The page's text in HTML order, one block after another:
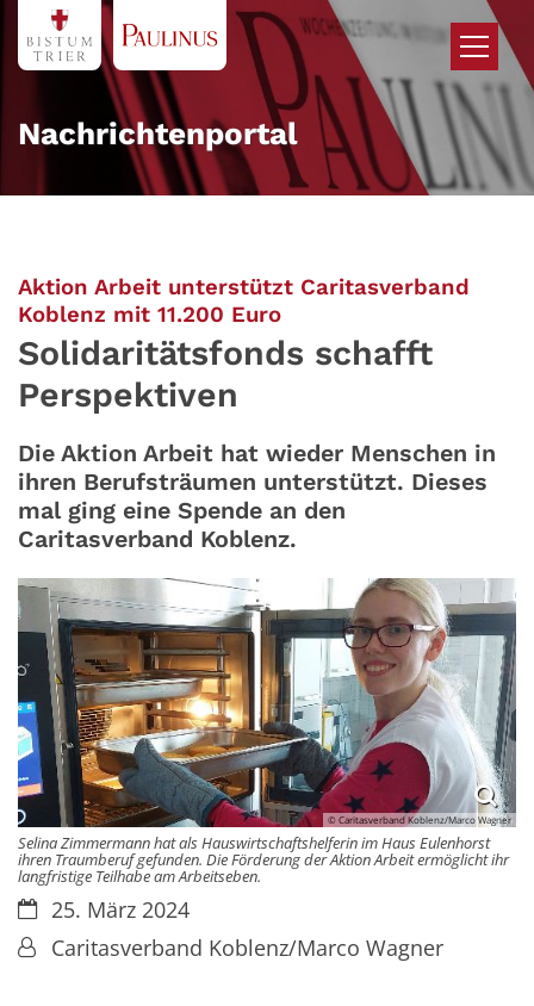
Zum Inhalt springen
Nachrichtenportal
Aktion Arbeit unterstützt Caritasverband
Koblenz mit 11.200 Euro:
Solidaritätsfonds schafft
Perspektiven
Die Aktion Arbeit hat wieder Menschen in
ihren Berufsträumen unterstützt. Dieses
mal ging eine Spende an den
Caritasverband Koblenz.
© Caritasverband Koblenz/Marco Wagner
Selina Zimmermann hat als Hauswirtschaftshelferin im Haus Eulenhorst
ihren Traumberuf gefunden. Die Förderung der Aktion Arbeit ermöglicht ihr
langfristige Teilhabe am Arbeitseben.
Datum:25. März 2024
Von:Caritasverband Koblenz/Marco Wagner